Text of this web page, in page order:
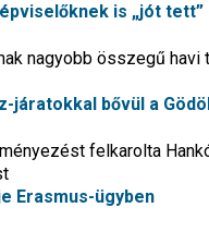
is „jót
nagyobb összegű
járatokkal bővül a
felkarolta
Erasmus-ügyben